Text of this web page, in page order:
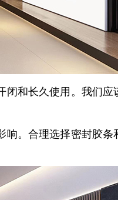
和长久使用。我们
。合理选择密封胶